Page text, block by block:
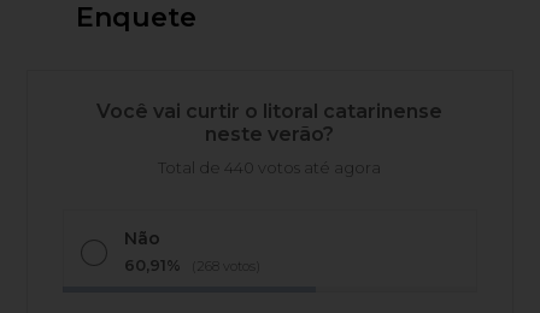
Enquete
Você vai curtir o litoral catarinense
neste verão?
Total de 440 votos até agora
Não
60,91% (268 votos)